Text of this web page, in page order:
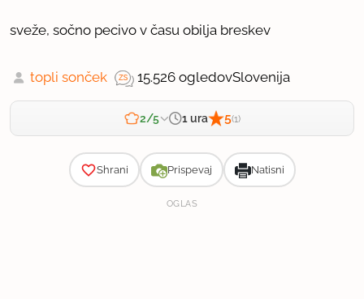
sveže, sočno pecivo v času obilja breskev
topli sonček 15.526 ogledovSlovenija
2/5 1 ura 5(1)
Shrani Prispevaj Natisni
OGLAS